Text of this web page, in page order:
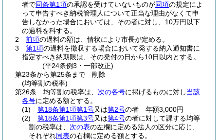
者で同条第1項の承認を受けていないものが同項の規定によ
って申告すべき納税管理人について正当な理由がなくて申
告しなかった場合においては、その者に対し、10万円以下
の過料を科する。
2
前項の過料の額は、情状により市長が定める。
3
第1項の過料を徴収する場合において発する納入通知書に
指定すべき納期限は、その発付の日から10日以内とする。
(平24条例3・一部改正)
第23条から第25条まで
削除
(均等割の税率)
第26条
均等割の税率は、 次の各号に掲げるものに対し当該
各号に定める額とする。
(1)
第18条第1項第1号又は第2号の者 年額3,000円
(2)
第18条第1項第3号又は第4号の者に対して課する均等
割の税率は、 次の表の左欄に定める法人の区分に応じ、
それぞれ同表の右欄に定める額とする。